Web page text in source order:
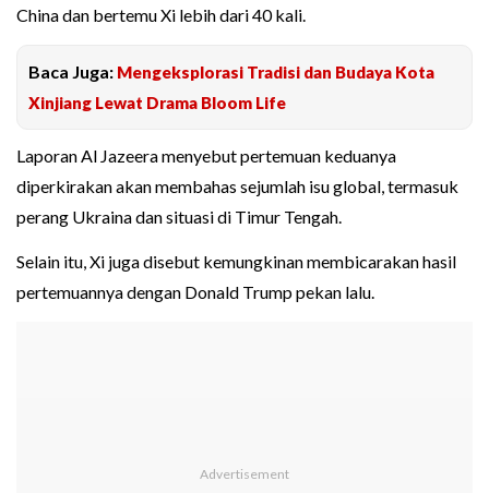
China dan bertemu Xi lebih dari 40 kali.
Baca Juga: Mengeksplorasi Tradisi dan Budaya Kota
Xinjiang Lewat Drama Bloom Life
Laporan Al Jazeera menyebut pertemuan keduanya
diperkirakan akan membahas sejumlah isu global, termasuk
perang Ukraina dan situasi di Timur Tengah.
Selain itu, Xi juga disebut kemungkinan membicarakan hasil
pertemuannya dengan Donald Trump pekan lalu.